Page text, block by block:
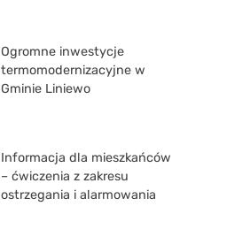
Ogromne inwestycje
termomodernizacyjne w
Gminie Liniewo
Informacja dla mieszkańców
– ćwiczenia z zakresu
ostrzegania i alarmowania